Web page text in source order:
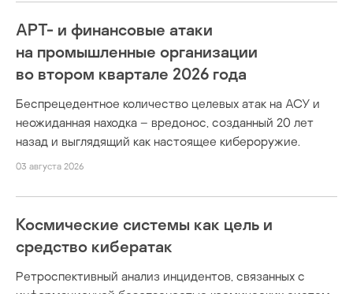
APT- и финансовые атаки
на промышленные организации
во втором квартале 2026 года
Беспрецедентное количество целевых атак на АСУ и
неожиданная находка – вредонос, созданный 20 лет
назад и выглядящий как настоящее кибероружие.
03 августа 2026
Космические системы как цель и
средство кибератак
Ретроспективный анализ инцидентов, связанных с